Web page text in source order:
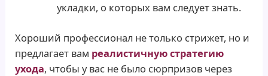
укладки, о которых вам следует знать.
Хороший профессионал не только стрижет, но и
предлагает вам реалистичную стратегию
ухода, чтобы у вас не было сюрпризов через